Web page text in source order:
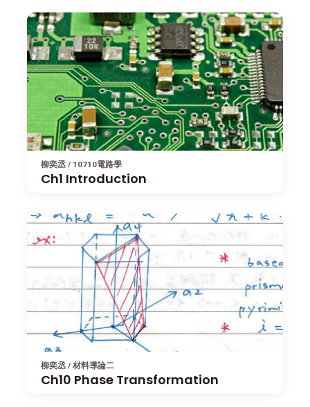
柳奕丞 / 10710電路學
Ch1 Introduction
柳奕丞 / 材料導論二
Ch10 Phase Transformation